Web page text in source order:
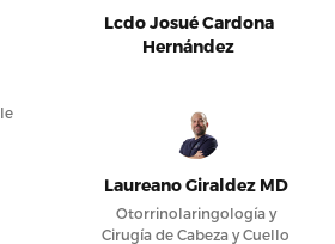
Lcdo Josué Cardona
Hernández
Laureano Giraldez MD
Otorrinolaringología y
Cirugía de Cabeza y Cuello